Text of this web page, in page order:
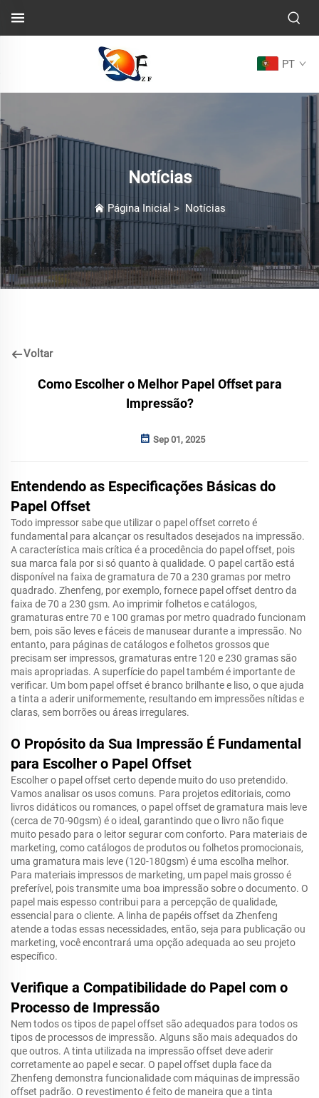
PT
Notícias
Página Inicial > Notícias
Voltar
Como Escolher o Melhor Papel Offset para
Impressão?
Sep 01, 2025
Entendendo as Especificações Básicas do
Papel Offset
Todo impressor sabe que utilizar o papel offset correto é
fundamental para alcançar os resultados desejados na impressão.
A característica mais crítica é a procedência do papel offset, pois
sua marca fala por si só quanto à qualidade. O papel cartão está
disponível na faixa de gramatura de 70 a 230 gramas por metro
quadrado. Zhenfeng, por exemplo, fornece papel offset dentro da
faixa de 70 a 230 gsm. Ao imprimir folhetos e catálogos,
gramaturas entre 70 e 100 gramas por metro quadrado funcionam
bem, pois são leves e fáceis de manusear durante a impressão. No
entanto, para páginas de catálogos e folhetos grossos que
precisam ser impressos, gramaturas entre 120 e 230 gramas são
mais apropriadas. A superfície do papel também é importante de
verificar. Um bom papel offset é branco brilhante e liso, o que ajuda
a tinta a aderir uniformemente, resultando em impressões nítidas e
claras, sem borrões ou áreas irregulares.
O Propósito da Sua Impressão É Fundamental
para Escolher o Papel Offset
Escolher o papel offset certo depende muito do uso pretendido.
Vamos analisar os usos comuns. Para projetos editoriais, como
livros didáticos ou romances, o papel offset de gramatura mais leve
(cerca de 70-90gsm) é o ideal, garantindo que o livro não fique
muito pesado para o leitor segurar com conforto. Para materiais de
marketing, como catálogos de produtos ou folhetos promocionais,
uma gramatura mais leve (120-180gsm) é uma escolha melhor.
Para materiais impressos de marketing, um papel mais grosso é
preferível, pois transmite uma boa impressão sobre o documento. O
papel mais espesso contribui para a percepção de qualidade,
essencial para o cliente. A linha de papéis offset da Zhenfeng
atende a todas essas necessidades, então, seja para publicação ou
marketing, você encontrará uma opção adequada ao seu projeto
específico.
Verifique a Compatibilidade do Papel com o
Processo de Impressão
Nem todos os tipos de papel offset são adequados para todos os
tipos de processos de impressão. Alguns são mais adequados do
que outros. A tinta utilizada na impressão offset deve aderir
corretamente ao papel e secar. O papel offset dupla face da
Zhenfeng demonstra funcionalidade com máquinas de impressão
offset padrão. O revestimento é feito de maneira que a tinta